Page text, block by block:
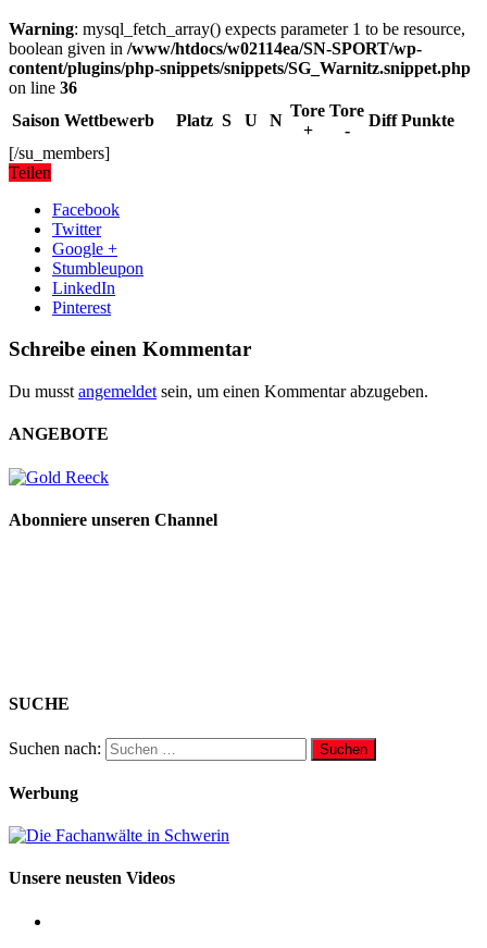
Warning: mysql_fetch_array() expects parameter 1 to be resource,
boolean given in /www/htdocs/w02114ea/SN-SPORT/wp-
content/plugins/php-snippets/snippets/SG_Warnitz.snippet.php
on line 36
Saison Wettbewerb Platz S U N
Tore
+
Tore
-
Diff Punkte
[/su_members]
Teilen
Facebook
Twitter
Google +
Stumbleupon
LinkedIn
Pinterest
Schreibe einen Kommentar
Du musst angemeldet sein, um einen Kommentar abzugeben.
ANGEBOTE
Abonniere unseren Channel
SUCHE
Suchen nach:
Werbung
Unsere neusten Videos